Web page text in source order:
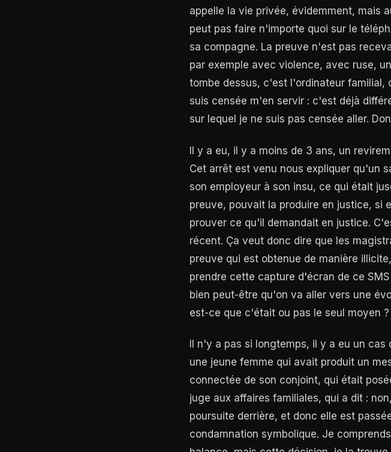
appelle la vie privée, évidemment, mais
peut pas faire n'importe quoi sur le
sa compagne. La preuve n'est pas
par exemple avec violence, avec ruse,
tombe dessus, c'est l'ordinateur familial,
suis censée m'en servir : c'est déjà
sur lequel je ne suis pas censée aller.
Il y a eu, il y a moins de 3 ans, un
Cet arrêt est venu nous expliquer qu'un
son employeur à son insu, ce qui était
preuve, pouvait la produire en justice, si
prouver ce qu'il demandait en justice.
récent. Ça veut donc dire que les
preuve qui est obtenue de manière
prendre cette capture d'écran de ce
bien peut-être qu'on va aller vers une
est-ce que c'était ou pas le seul moyen
Il n'y a pas si longtemps, il y a eu un
une jeune femme qui avait produit un
connectée de son conjoint, qui était
juge aux affaires familiales, qui a dit :
poursuite derrière, et donc elle est
condamnation symbolique. Je